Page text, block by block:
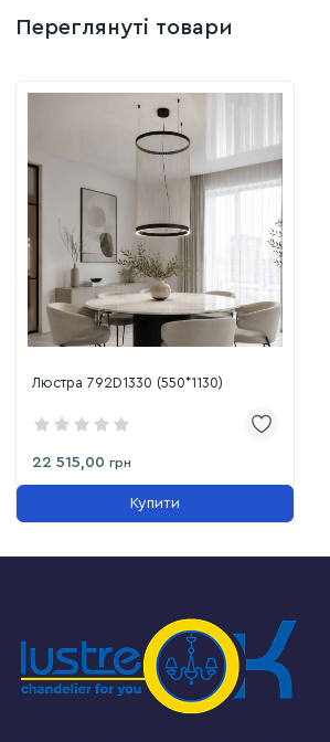
Переглянуті товари
Люстра 792D1330 (550*1130)
22 515,00 грн
Купити